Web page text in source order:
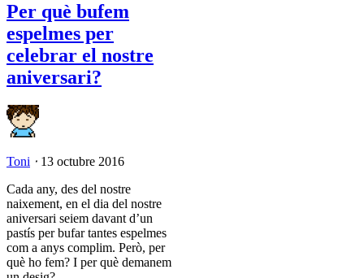
Per què bufem
espelmes per
celebrar el nostre
aniversari?
Toni ⋅ 13 octubre 2016
Cada any, des del nostre
naixement, en el dia del nostre
aniversari seiem davant d’un
pastís per bufar tantes espelmes
com a anys complim. Però, per
què ho fem? I per què demanem